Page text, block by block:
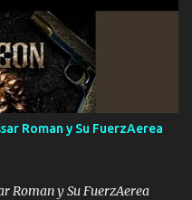
de grandes por eso hay
para atender los deberes
de confianza tengo gente
Pariente 7 arreglan
que ordené NOS HACE
EL 24 SIEMPRE FUE UN
PELEAND0 SIEMPRE
EL LEGADO Es el DOS de
y com...
Roman y Su FuerzAerea
Roman y Su FuerzAerea